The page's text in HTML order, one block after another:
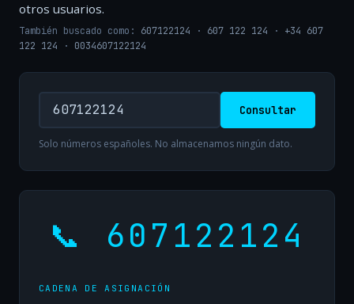
otros usuarios.
También buscado como: 607122124 · 607 122 124 · +34 607
122 124 · 0034607122124
Consultar
Solo números españoles. No almacenamos ningún dato.
📞 607122124
CADENA DE ASIGNACIÓN